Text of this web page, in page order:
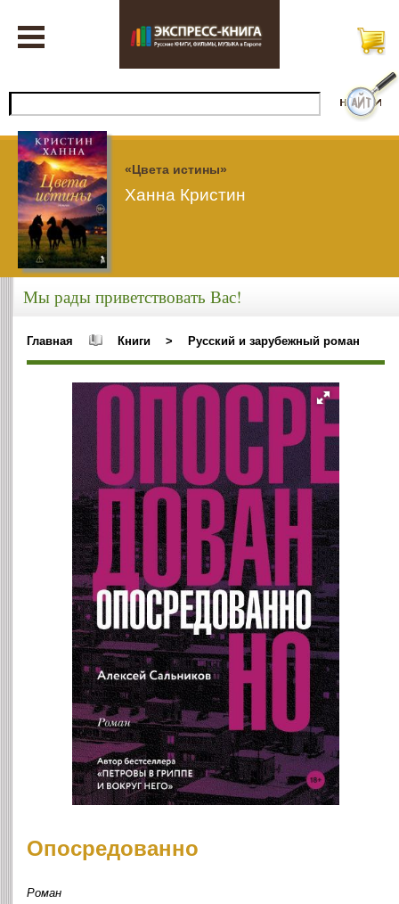
«Цвета истины»
Ханна Кристин
Мы рады приветствовать Вас!
Главная Книги > Русский и зарубежный роман
Опосредованно
Роман